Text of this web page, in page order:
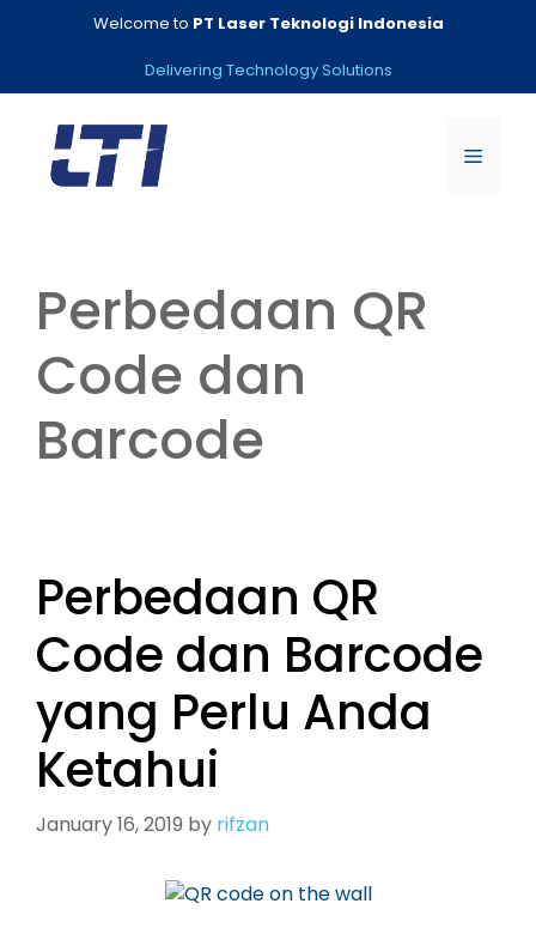
Welcome to PT Laser Teknologi Indonesia
Delivering Technology Solutions
Menu
Perbedaan QR
Code dan
Barcode
Perbedaan QR
Code dan Barcode
yang Perlu Anda
Ketahui
January 16, 2019 by rifzan